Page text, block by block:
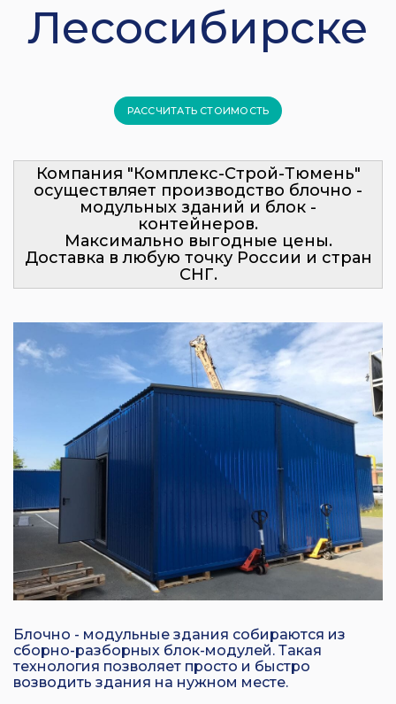
Лесосибирске
РАССЧИТАТЬ СТОИМОСТЬ
Компания "Комплекс-Строй-Тюмень"
осуществляет производство блочно -
модульных зданий и блок -
контейнеров.
Максимально выгодные цены.
Доставка в любую точку России и стран
СНГ.
Блочно - модульные здания собираются из
сборно-разборных блок-модулей. Такая
технология позволяет просто и быстро
возводить здания на нужном месте.